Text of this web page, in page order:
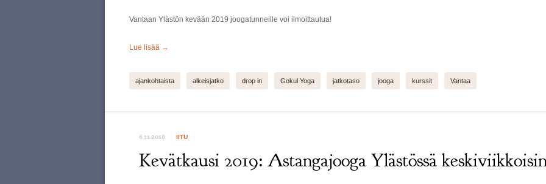
Vantaan Ylästön kevään 2019 joogatunneille voi ilmoittautua!
Lue lisää →
ajankohtaista alkeisjatko drop in Gokul Yoga jatkotaso jooga kurssit Vantaa
6.11.2018 IITU
Kevätkausi 2019: Astangajooga Ylästössä